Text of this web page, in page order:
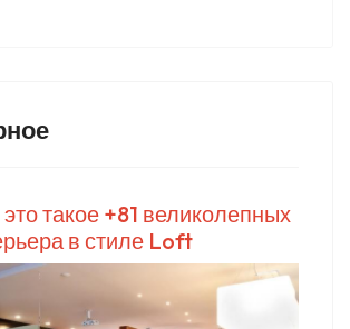
такое +81 великолепных
в стиле Loft